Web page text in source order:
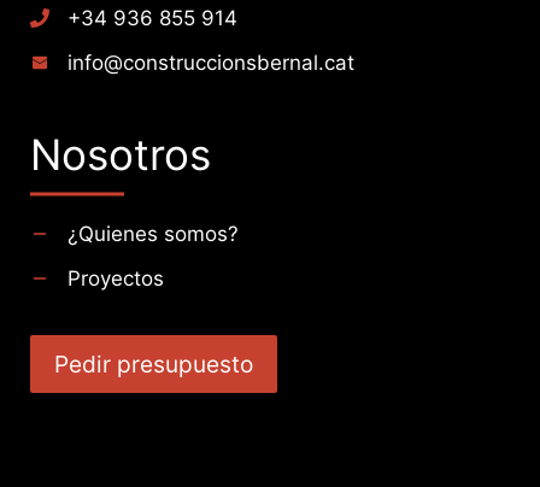
+34 936 855 914
info@construccionsbernal.cat
Nosotros
¿Quienes somos?
Proyectos
Pedir presupuesto